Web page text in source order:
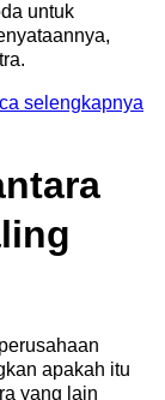
untuk
selengkapnya
apakah itu
yang lain